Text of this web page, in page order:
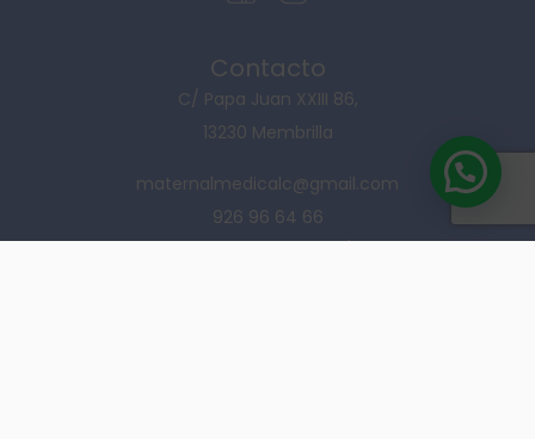
Contacto
C/ Papa Juan XXIII 86,
13230 Membrilla
maternalmedicalc@gmail.com
926 96 64 66